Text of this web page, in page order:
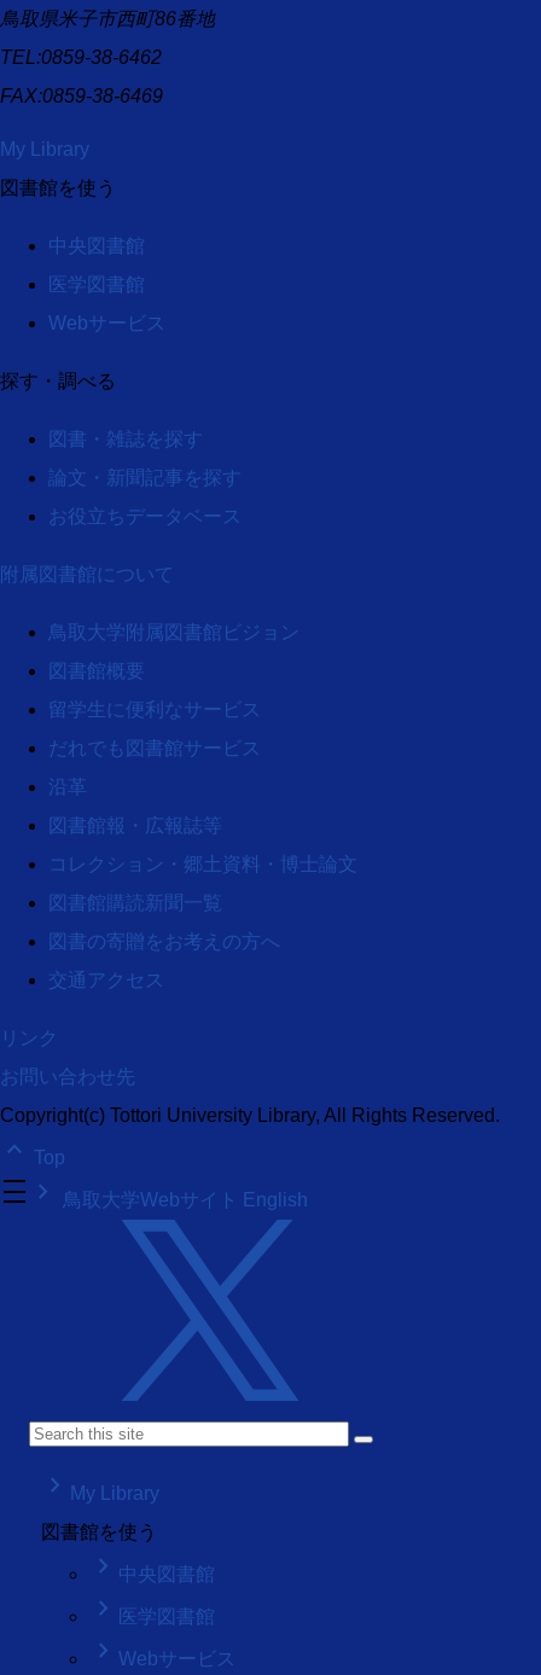
鳥取県米子市西町86番地
TEL:0859-38-6462
FAX:0859-38-6469
My Library
図書館を使う
中央図書館
医学図書館
Webサービス
探す・調べる
図書・雑誌を探す
論文・新聞記事を探す
お役立ちデータベース
附属図書館について
鳥取大学附属図書館ビジョン
図書館概要
留学生に便利なサービス
だれでも図書館サービス
沿革
図書館報・広報誌等
コレクション・郷土資料・博士論文
図書館購読新聞一覧
図書の寄贈をお考えの方へ
交通アクセス
リンク
お問い合わせ先
Copyright(c) Tottori University Library, All Rights Reserved.
keyboard_arrow_up Top
density_medium keyboard_arrow_right 鳥取大学Webサイト English
keyboard_arrow_right
My Library
図書館を使う
keyboard_arrow_right 中央図書館
keyboard_arrow_right 医学図書館
keyboard_arrow_right Webサービス